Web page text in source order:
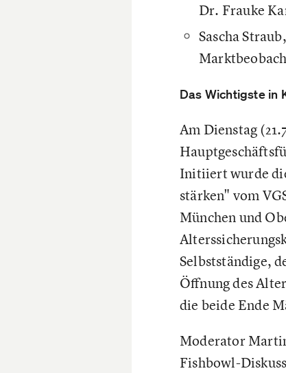
Dr. Frauke
Sascha
Das Wichtigste in
Am Dienstag
Initiiert wurde
stärken" vom
München und
Selbstständige,
Öffnung des
die beide Ende
Moderator
Fishbowl-